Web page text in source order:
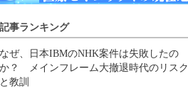
事ランキング
なぜ、日本IBMのNHK案件は失敗したの
か？ メインフレーム大撤退時代のリスク
と教訓